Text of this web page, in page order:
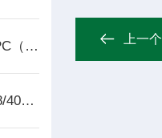
多功能药用辅料 L-HPC（低取代羟丙纤维素）选型与制剂应用技术详解
药用辅料泊洛沙姆188/407（德国巴斯夫）选购指南
上一个